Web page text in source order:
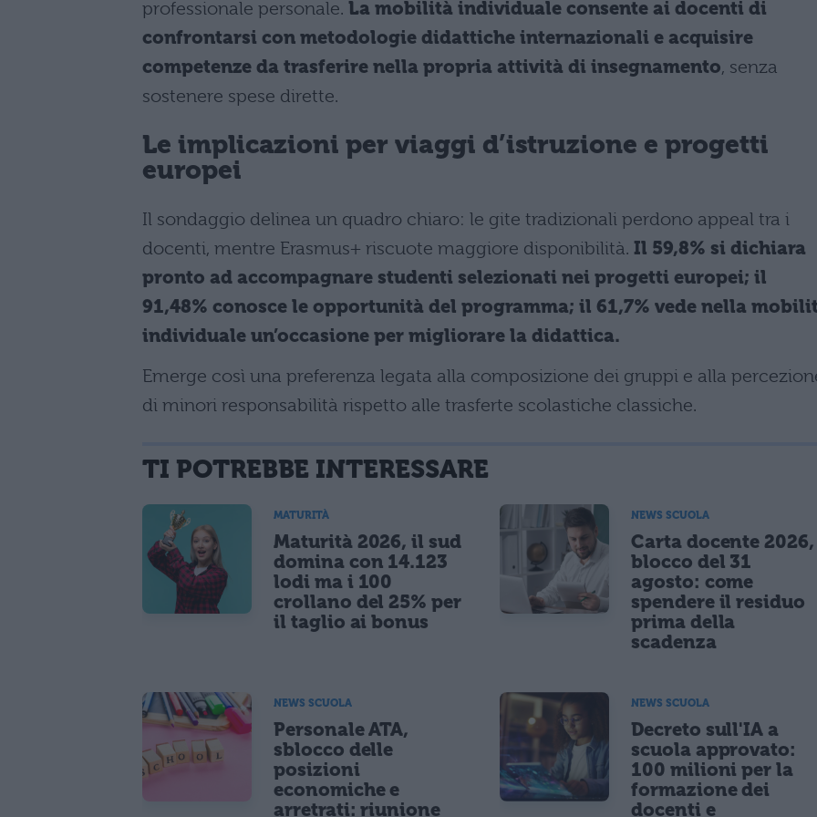
professionale personale. La mobilità individuale consente ai docenti di
confrontarsi con metodologie didattiche internazionali e acquisire
competenze da trasferire nella propria attività di insegnamento, senza
sostenere spese dirette.
Le implicazioni per viaggi d’istruzione e progetti
europei
Il sondaggio delinea un quadro chiaro: le gite tradizionali perdono appeal tra i
docenti, mentre Erasmus+ riscuote maggiore disponibilità. Il 59,8% si dichiara
pronto ad accompagnare studenti selezionati nei progetti europei; il
91,48% conosce le opportunità del programma; il 61,7% vede nella
individuale un’occasione per migliorare la didattica.
Emerge così una preferenza legata alla composizione dei gruppi e alla
di minori responsabilità rispetto alle trasferte scolastiche classiche.
TI POTREBBE INTERESSARE
MATURITÀ
Maturità 2026, il sud
domina con 14.123
lodi ma i 100
crollano del 25% per
il taglio ai bonus
NEWS SCUOLA
Carta docente 2026,
blocco del 31
agosto: come
spendere il residuo
prima della
scadenza
NEWS SCUOLA
Personale ATA,
sblocco delle
posizioni
economiche e
arretrati: riunione
NEWS SCUOLA
Decreto sull'IA a
scuola approvato:
100 milioni per la
formazione dei
docenti e